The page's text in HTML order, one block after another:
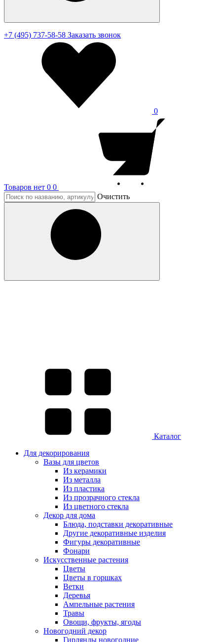
+7 (495) 737-58-58 Заказать звонок
0
Товаров нет 0 0
Очистить
Каталог
Для декорирования
Вазы для цветов
Из керамики
Из металла
Из пластика
Из прозрачного стекла
Из цветного стекла
Декор для дома
Блюда, подставки декоративные
Другие декоративные изделия
Фигуры декоративные
Фонари
Искусственные растения
Цветы
Цветы в горшках
Ветки
Деревья
Ампельные растения
Травы
Овощи, фрукты, ягоды
Новогодний декор
Гирлянды новогодние